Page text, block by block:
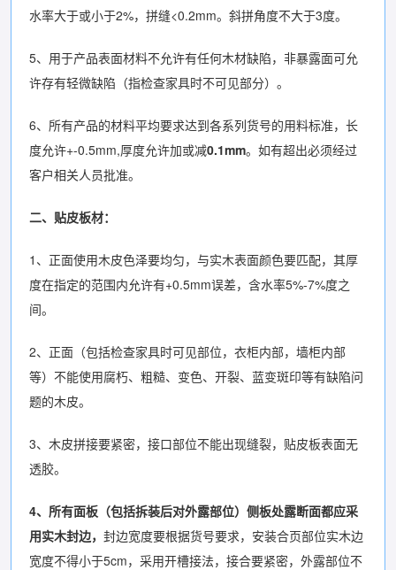
水率大于或小于2%，拼缝<0.2mm。斜拼角度不大于3度。
5、用于产品表面材料不允许有任何木材缺陷，非暴露面可允
许存有轻微缺陷（指检查家具时不可见部分）。
6、所有产品的材料平均要求达到各系列货号的用料标准，长
度允许+-0.5mm,厚度允许加或减0.1mm。如有超出必须经过
客户相关人员批准。
二、贴皮板材：
1、正面使用木皮色泽要均匀，与实木表面颜色要匹配，其厚
度在指定的范围内允许有+0.5mm误差，含水率5%-7%度之
间。
2、正面（包括检查家具时可见部位，衣柜内部，墙柜内部
等）不能使用腐朽、粗糙、变色、开裂、蓝变斑印等有缺陷问
题的木皮。
3、木皮拼接要紧密，接口部位不能出现缝裂，贴皮板表面无
透胶。
4、所有面板（包括拆装后对外露部位）侧板处露断面都应采
用实木封边， 封边宽度要根据货号要求，安装合页部位实木边
宽度不得小于5cm，采用开槽接法，接合要紧密，外露部位不